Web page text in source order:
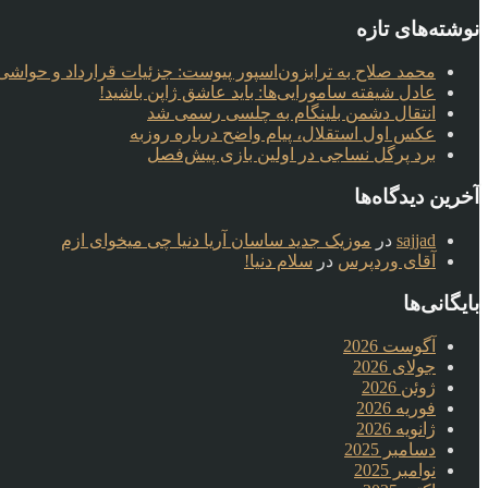
نوشته‌های تازه
محمد صلاح به ترابزون‌اسپور پیوست: جزئیات قرارداد و حواشی
عادل شیفته سامورایی‌ها: باید عاشق ژاپن باشید!
انتقال دشمن بلینگام به چلسی رسمی شد
عکس اول استقلال، پیام واضح درباره روزبه
برد پرگل نساجی در اولین بازی پیش‌فصل
آخرین دیدگاه‌ها
sajjad در موزیک جدید ساسان آریا دنیا چی میخوای ازم
آقای وردپرس در سلام دنیا!
بایگانی‌ها
آگوست 2026
جولای 2026
ژوئن 2026
فوریه 2026
ژانویه 2026
دسامبر 2025
نوامبر 2025